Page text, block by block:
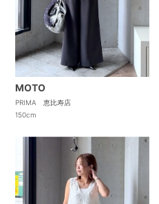
MOTO
PRIMA 恵比寿店
150cm